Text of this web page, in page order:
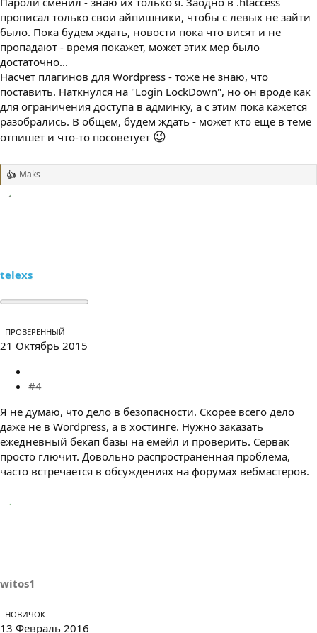
прописал только свои айпишники, чтобы с левых не зайти
было. Пока будем ждать, новости пока что висят и не
пропадают - время покажет, может этих мер было
достаточно...
Насчет плагинов для Wordpress - тоже не знаю, что
поставить. Наткнулся на "Login LockDown", но он вроде как
для ограничения доступа в админку, а с этим пока кажется
разобрались. В общем, будем ждать - может кто еще в теме
отпишет и что-то посоветует 😉
Р
Maks
telexs
ПРОВЕРЕННЫЙ
21 Октябрь 2015
#4
Я не думаю, что дело в безопасности. Скорее всего дело
даже не в Wordpress, а в хостинге. Нужно заказать
ежедневный бекап базы на емейл и проверить. Сервак
просто глючит. Довольно распространенная проблема,
часто встречается в обсуждениях на форумах вебмастеров.
witos1
НОВИЧОК
13 Февраль 2016